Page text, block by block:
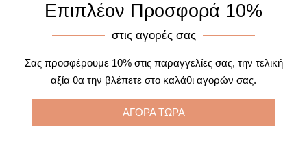
Ο Λογαριασμός μου
Καλάθι Αγορών
Designed by One Page Studios
Επιπλέον Προσφορά 10%
στις αγορές σας
Σας προσφέρουμε 10% στις παραγγελίες σας, την τελική
αξία θα την βλέπετε στο καλάθι αγορών σας.
ΑΓΟΡΑ ΤΩΡΑ